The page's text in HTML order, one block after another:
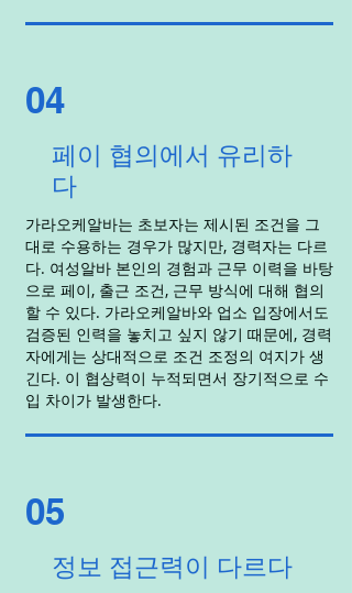
04
페이 협의에서 유리하
다
가라오케알바는 초보자는 제시된 조건을 그
대로 수용하는 경우가 많지만, 경력자는 다르
다. 여성알바 본인의 경험과 근무 이력을 바탕
으로 페이, 출근 조건, 근무 방식에 대해 협의
할 수 있다. 가라오케알바와 업소 입장에서도
검증된 인력을 놓치고 싶지 않기 때문에, 경력
자에게는 상대적으로 조건 조정의 여지가 생
긴다. 이 협상력이 누적되면서 장기적으로 수
입 차이가 발생한다.
05
정보 접근력이 다르다